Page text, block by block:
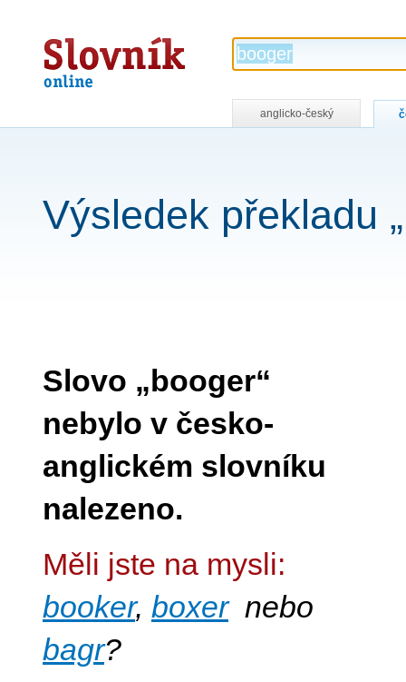
Slovník
online
anglicko-český
Výsledek překladu
Slovo „booger“
nebylo v česko-
anglickém slovníku
nalezeno.
Měli jste na mysli:
booker, boxernebo
bagr?